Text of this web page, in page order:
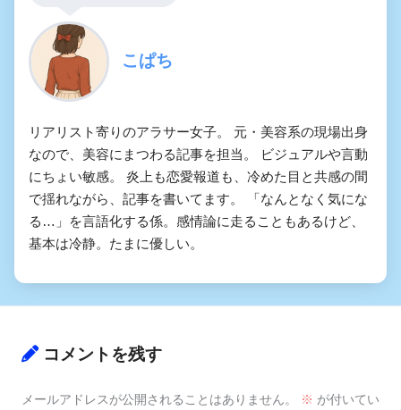
こぱち
リアリスト寄りのアラサー女子。 元・美容系の現場出身
なので、美容にまつわる記事を担当。 ビジュアルや言動
にちょい敏感。 炎上も恋愛報道も、冷めた目と共感の間
で揺れながら、記事を書いてます。 「なんとなく気にな
る…」を言語化する係。感情論に走ることもあるけど、
基本は冷静。たまに優しい。
コメントを残す
メールアドレスが公開されることはありません。 ※ が付いてい